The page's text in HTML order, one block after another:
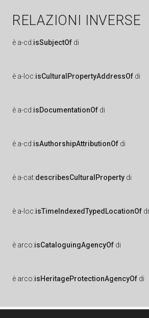
RELAZIONI INVERSE
è a-cd:isSubjectOf di
è a-loc:isCulturalPropertyAddressOf di
è a-cd:isDocumentationOf di
è a-cd:isAuthorshipAttributionOf di
è a-cat:describesCulturalProperty di
è a-loc:isTimeIndexedTypedLocationOf di
è arco:isCataloguingAgencyOf di
è arco:isHeritageProtectionAgencyOf di